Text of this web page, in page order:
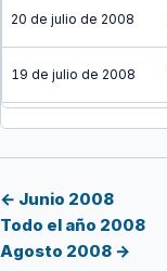
20 de julio de 2008
19 de julio de 2008
18 de julio de 2008
← Junio 2008
Todo el año 2008
Agosto 2008 →